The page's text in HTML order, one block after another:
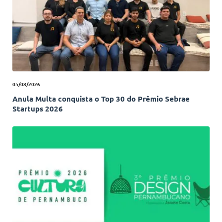
05/08/2026
Anula Multa conquista o Top 30 do Prêmio Sebrae
Startups 2026